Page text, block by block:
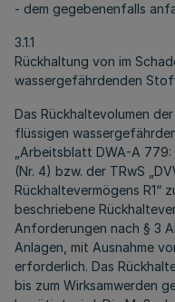
- dem gegebenenfalls
3.1.1
Rückhaltung von im
wassergefährdenden
Das Rückhaltevolumen
flüssigen
„Arbeitsblatt DWA-A
(Nr. 4) bzw. der TRwS
Rückhaltevermögens R1“
beschriebene
Anforderungen nach § 3
Anlagen, mit Ausnahme
erforderlich. Das
bis zum Wirksamwerden